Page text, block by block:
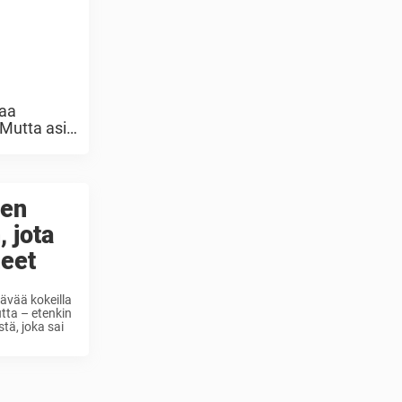
asia
jota
kokeilla
– etenkin
joka sai